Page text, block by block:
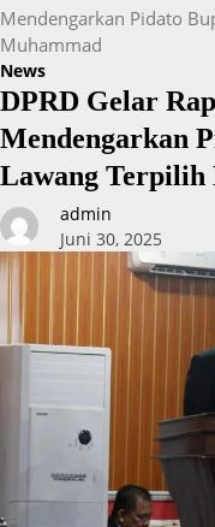
Mendengarkan Pidato
Muhammad
News
DPRD Gelar
Mendengarkan
Lawang Terpilih
admin
Juni 30, 2025